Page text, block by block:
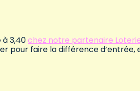
3,40chez notre partenaire
pour faire la différence